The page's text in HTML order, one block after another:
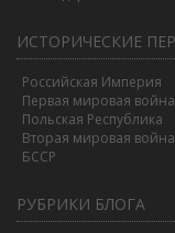
ИСТОРИЧЕСКИЕ
Российская Империя
Первая мировая война
Польская Республика
Вторая мировая война
БССР
РУБРИКИ БЛОГА